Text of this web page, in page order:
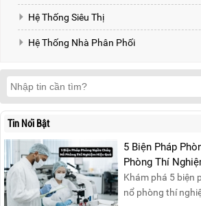
Hệ Thống Siêu Thị
Hệ Thống Nhà Phân Phối
Tin Nổi Bật
5 Biện Pháp
Phòng Thí
Khám phá 5 biện
nổ phòng thí